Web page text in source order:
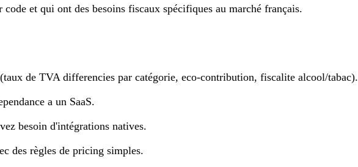
et qui ont des besoins fiscaux spécifiques au marché français.
(taux de TVA differencies par catégorie, eco-contribution, fiscalite alcool/tabac).
a un SaaS.
besoin d'intégrations natives.
des règles de pricing simples.